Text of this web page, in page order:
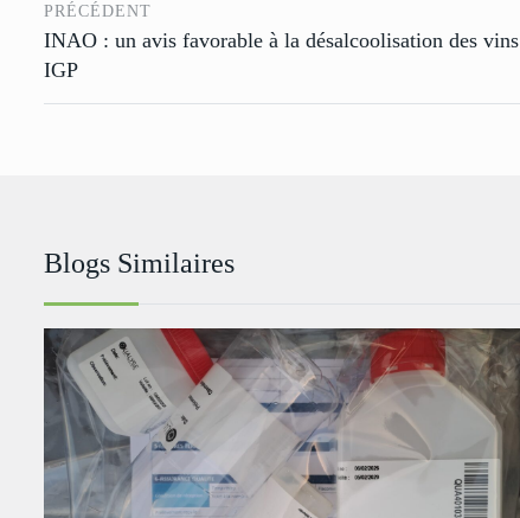
PRÉCÉDENT
INAO : un avis favorable à la désalcoolisation des vins
IGP
Blogs Similaires